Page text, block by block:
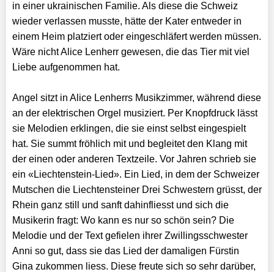
in einer ukrainischen Familie. Als diese die Schweiz
wieder verlassen musste, hätte der Kater entweder in
einem Heim platziert oder eingeschläfert werden müssen.
Wäre nicht Alice Lenherr gewesen, die das Tier mit viel
Liebe aufgenommen hat.
Angel sitzt in Alice Lenherrs Musikzimmer, während diese
an der elektrischen Orgel musiziert. Per Knopfdruck lässt
sie Melodien erklingen, die sie einst selbst eingespielt
hat. Sie summt fröhlich mit und begleitet den Klang mit
der einen oder anderen Textzeile. Vor Jahren schrieb sie
ein «Liechtenstein-Lied». Ein Lied, in dem der Schweizer
Mutschen die Liechtensteiner Drei Schwes­tern grüsst, der
Rhein ganz still und sanft dahinfliesst und sich die
Musikerin fragt: Wo kann es nur so schön sein? Die
Melodie und der Text gefielen ihrer Zwillingsschwester
Anni so gut, dass sie das Lied der damaligen Fürstin
Gina zukommen liess. Diese freute sich so sehr darüber,